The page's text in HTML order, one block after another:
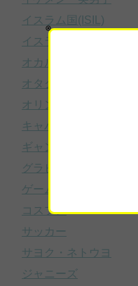
イスラム国(ISIL)
イスラム国(ISIL/ISIS/IS)
オカルト
オタク
オリンピック
キャバ嬢・ホスト
ギャンブル
グラビアアイドル
ゲーム
コスプレ
サッカー
サヨク・ネトウヨ
ジャニーズ